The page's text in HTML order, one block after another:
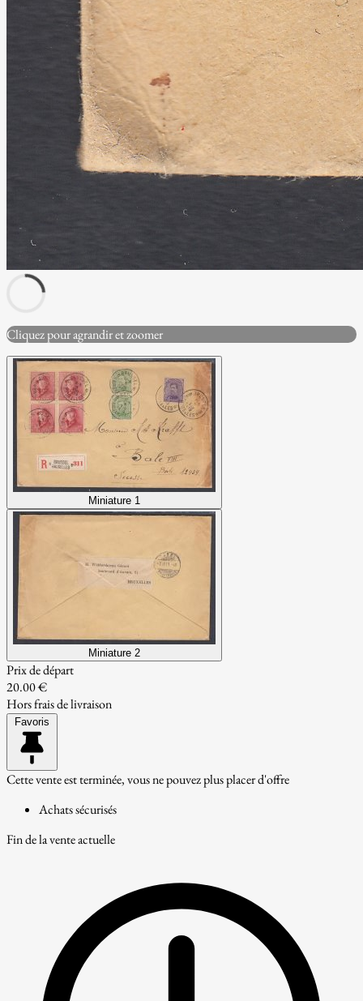
Cliquez pour agrandir et zoomer
Miniature 1
Miniature 2
Prix de départ
20.00 €
Hors frais de livraison
Favoris
Cette vente est terminée, vous ne pouvez plus placer d'offre
Achats sécurisés
Fin de la vente actuelle